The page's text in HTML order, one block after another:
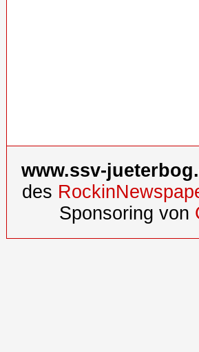
www.ssv-
des
Sponsoring von